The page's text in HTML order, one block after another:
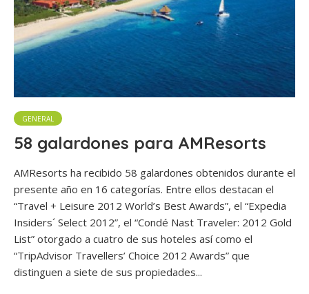
GENERAL
58 galardones para AMResorts
AMResorts ha recibido 58 galardones obtenidos durante el
presente año en 16 categorías. Entre ellos destacan el
“Travel + Leisure 2012 World’s Best Awards”, el “Expedia
Insiders´ Select 2012”, el “Condé Nast Traveler: 2012 Gold
List” otorgado a cuatro de sus hoteles así como el
“TripAdvisor Travellers’ Choice 2012 Awards” que
distinguen a siete de sus propiedades...